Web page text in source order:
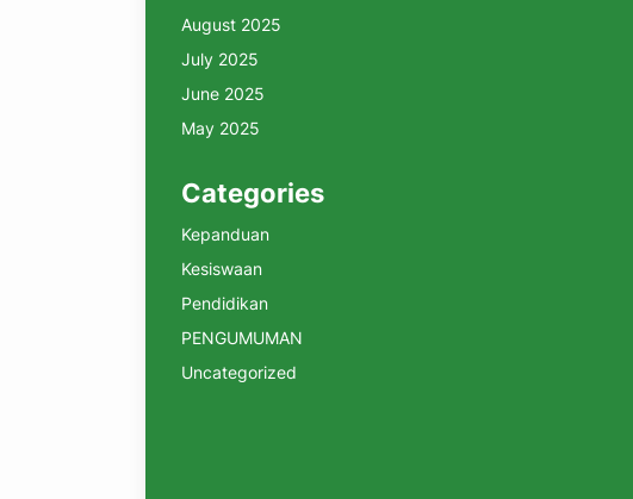
August 2025
July 2025
June 2025
May 2025
Categories
Kepanduan
Kesiswaan
Pendidikan
PENGUMUMAN
Uncategorized